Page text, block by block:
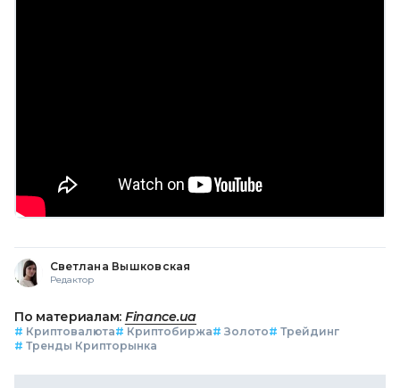
Светлана Вышковская
Редактор
По материалам: Finance.ua
# Криптовалюта# Криптобиржа# Золото# Трейдинг
# Тренды Крипторынка